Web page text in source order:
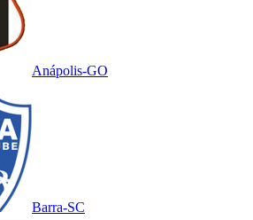
Anápolis-GO
Barra-SC